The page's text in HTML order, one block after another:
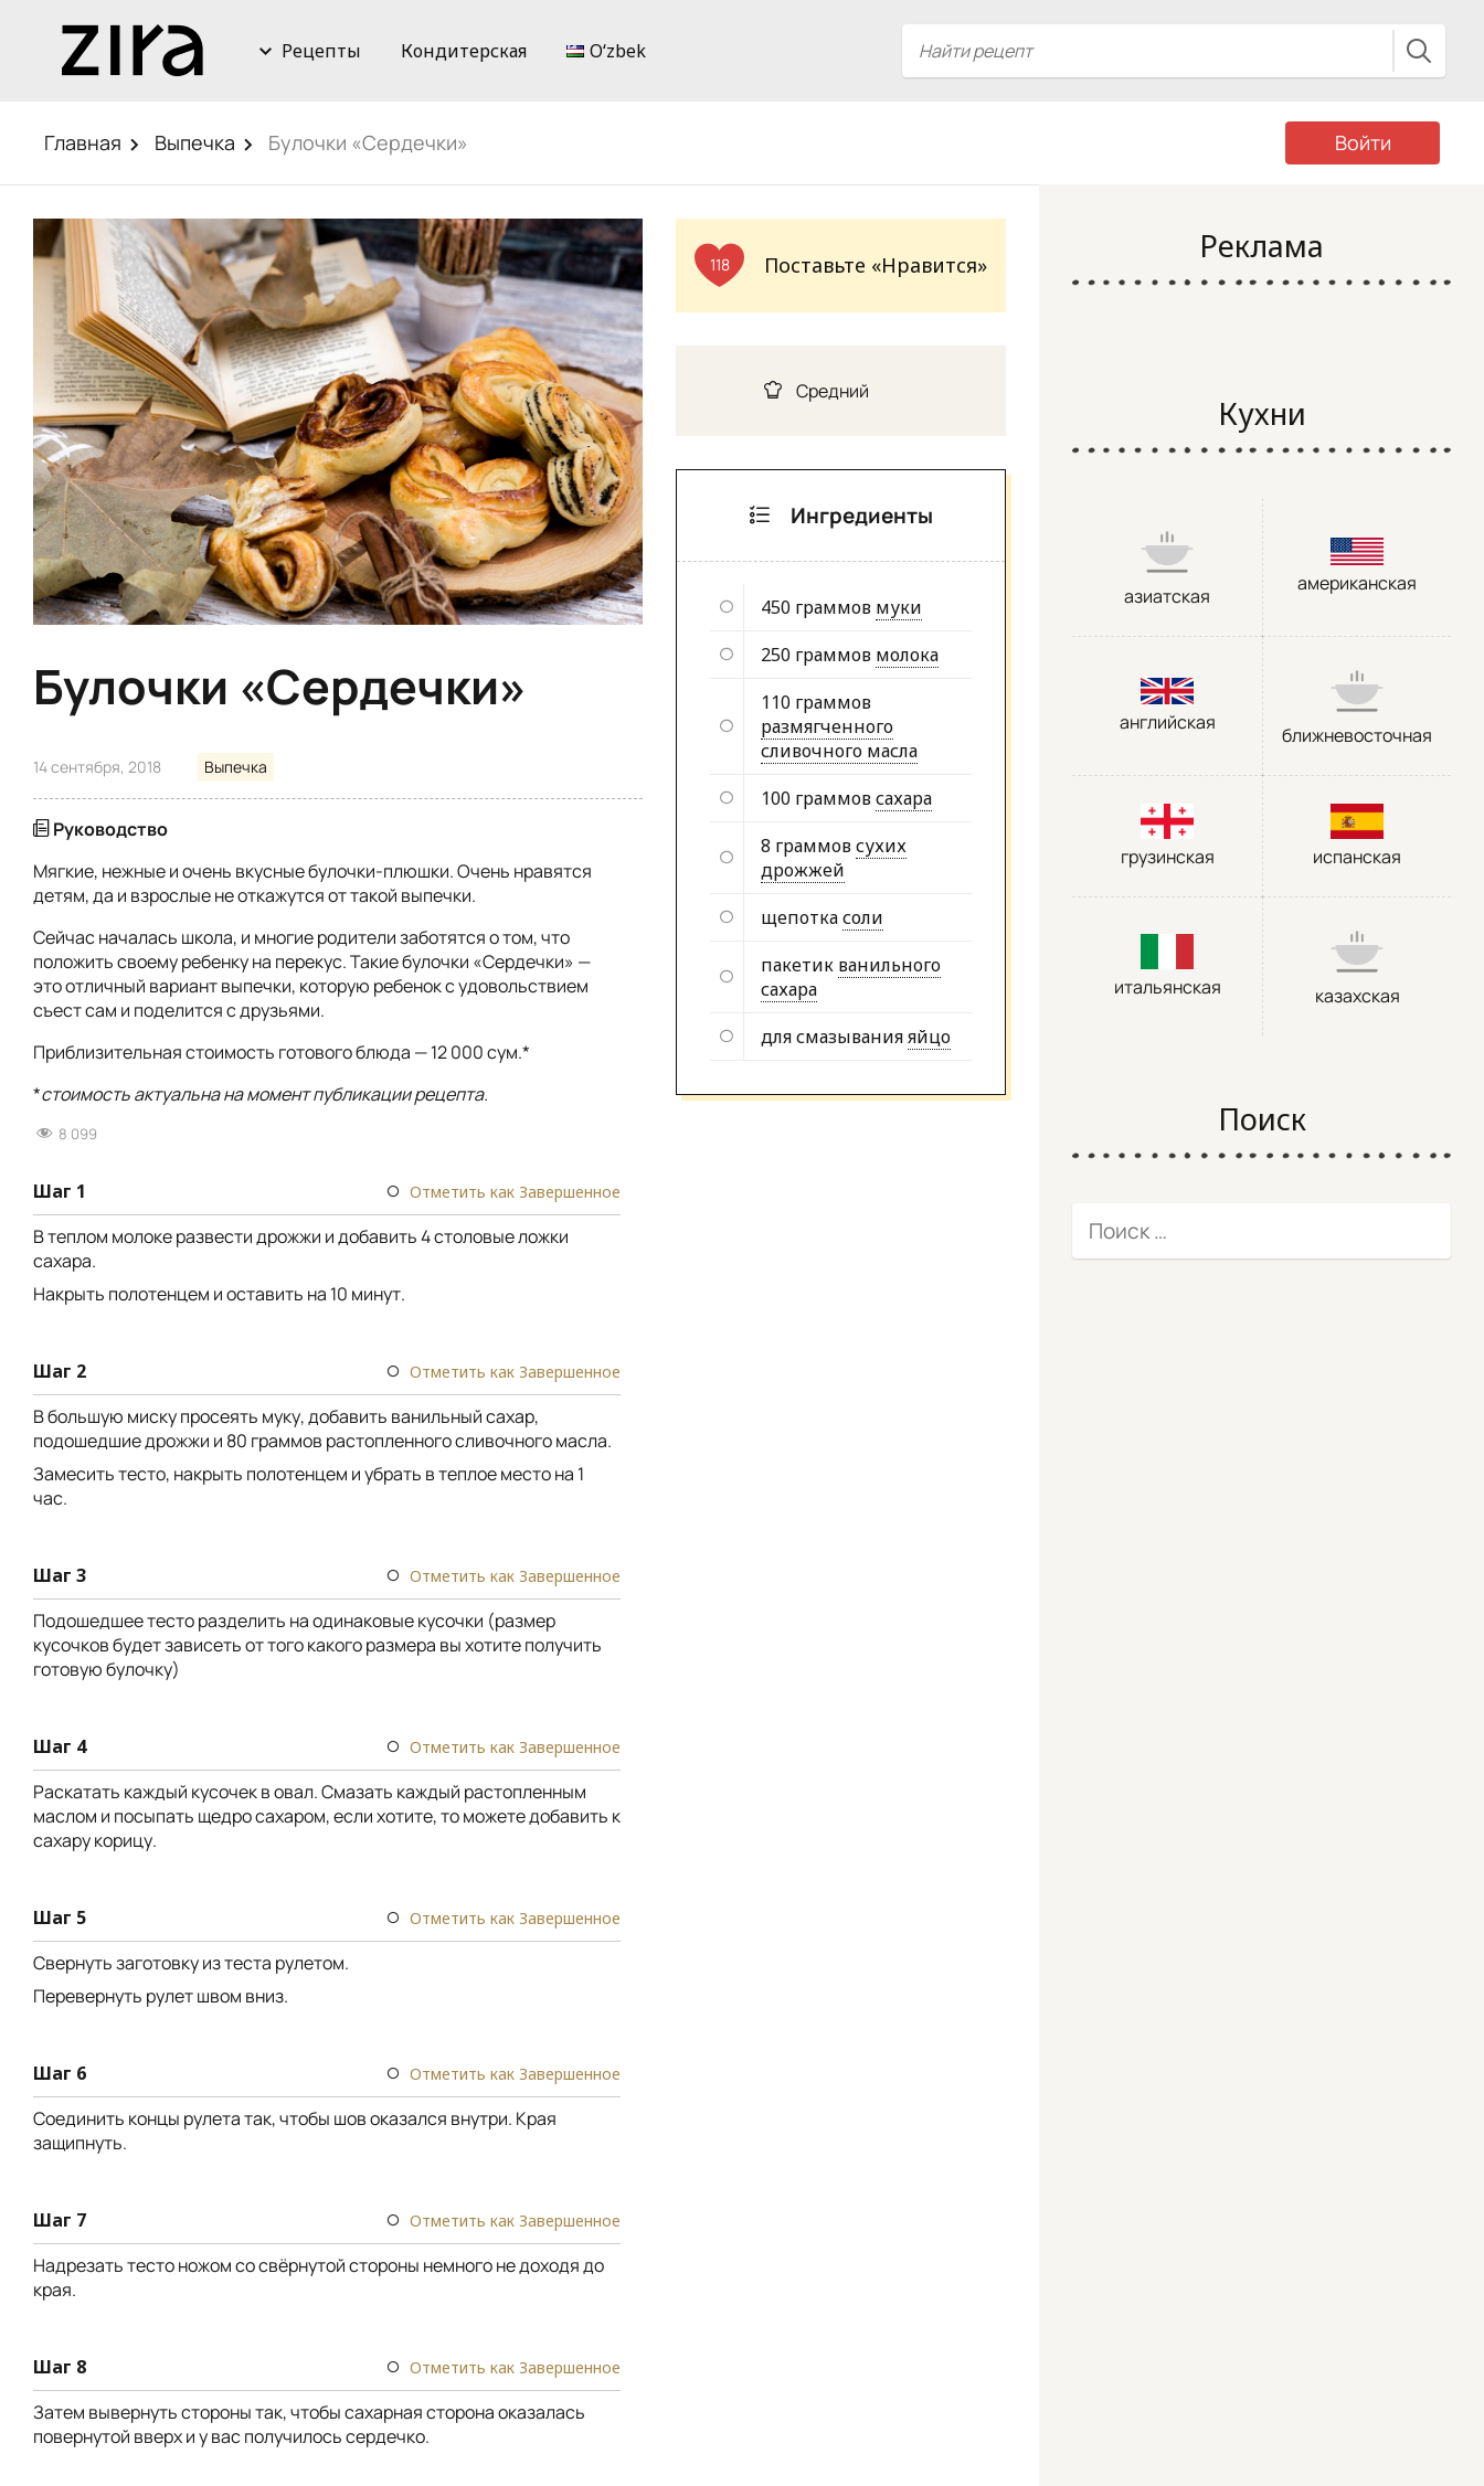
Рецепты Кондитерская Oʻzbek
Главная Выпечка Булочки «Сердечки» Войти
Булочки «Сердечки»
14 сентября, 2018 Выпечка
Руководство
Мягкие, нежные и очень вкусные булочки-плюшки. Очень нравятся
детям, да и взрослые не откажутся от такой выпечки.
Сейчас началась школа, и многие родители заботятся о том, что
положить своему ребенку на перекус. Такие булочки «Сердечки» —
это отличный вариант выпечки, которую ребенок с удовольствием
съест сам и поделится с друзьями.
Приблизительная стоимость готового блюда — 12 000 сум.*
*стоимость актуальна на момент публикации рецепта.
8 099
Шаг 1 Отметить как Завершенное
В теплом молоке развести дрожжи и добавить 4 столовые ложки
сахара.
Накрыть полотенцем и оставить на 10 минут.
Шаг 2 Отметить как Завершенное
В большую миску просеять муку, добавить ванильный сахар,
подошедшие дрожжи и 80 граммов растопленного сливочного масла.
Замесить тесто, накрыть полотенцем и убрать в теплое место на 1
час.
Шаг 3 Отметить как Завершенное
Подошедшее тесто разделить на одинаковые кусочки (размер
кусочков будет зависеть от того какого размера вы хотите получить
готовую булочку)
Шаг 4 Отметить как Завершенное
Раскатать каждый кусочек в овал. Смазать каждый растопленным
маслом и посыпать щедро сахаром, если хотите, то можете добавить к
сахару корицу.
Шаг 5 Отметить как Завершенное
Свернуть заготовку из теста рулетом.
Перевернуть рулет швом вниз.
Шаг 6 Отметить как Завершенное
Соединить концы рулета так, чтобы шов оказался внутри. Края
защипнуть.
Шаг 7 Отметить как Завершенное
Надрезать тесто ножом со свёрнутой стороны немного не доходя до
края.
Шаг 8 Отметить как Завершенное
Затем вывернуть стороны так, чтобы сахарная сторона оказалась
повернутой вверх и у вас получилось сердечко.
118 Поставьте «Нравится»
Средний
Ингредиенты
450 граммов муки
250 граммов молока
110 граммов
размягченного
сливочного масла
100 граммовсахара
8 граммовсухих
дрожжей
щепоткасоли
пакетик ванильного
сахара
для смазыванияяйцо
Реклама
Кухни
азиатская
американская
английская
ближневосточная
грузинская испанская
итальянская казахская
Поиск